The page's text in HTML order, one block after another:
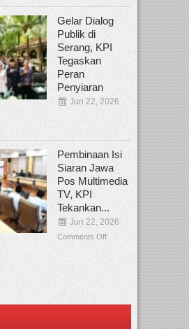
Gelar Dialog
Publik di
Serang, KPI
Tegaskan
Peran
Penyiaran
Jun 22, 2026
Pembinaan Isi
Siaran Jawa
Pos Multimedia
TV, KPI
Tekankan...
Jun 22, 2026
Comments Off